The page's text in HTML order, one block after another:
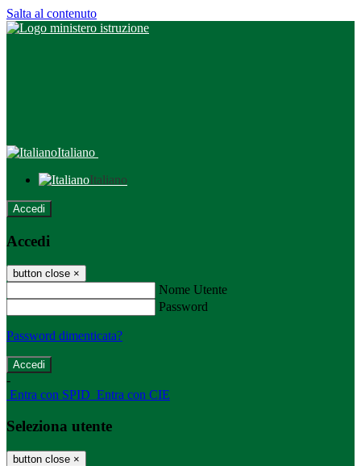
Salta al contenuto
Italiano
Italiano
Accedi
Accedi
button close ×
Nome Utente
Password
Password dimenticata?
-
Entra con SPID Entra con CIE
Seleziona utente
button close ×